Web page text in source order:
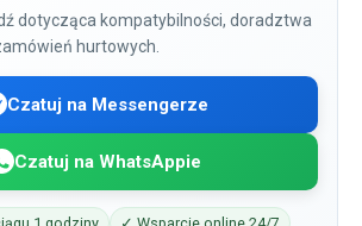
dotycząca kompatybilności, doradztwa
hurtowych.
Czatuj na Messengerze
Czatuj na WhatsAppie
1 godziny
✓ Wsparcie online 24/7